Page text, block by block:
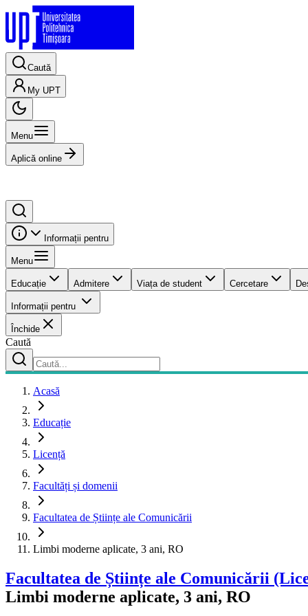
Caută
My UPT
Menu
Aplică online
Informații pentru
Menu
Educație Admitere Viața de student Cercetare
Informații pentru
Închide
Caută
Acasă
Educație
Licență
Facultăți și domenii
Facultatea de Științe ale Comunicării
Limbi moderne aplicate, 3 ani, RO
Facultatea de Științe ale Comunicării
Limbi moderne aplicate, 3 ani, RO